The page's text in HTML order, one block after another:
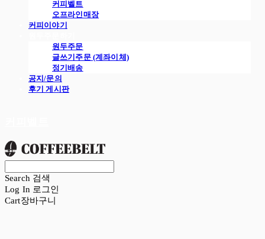
커피벨트
오프라인매장
커피이야기
원두주문
글쓰기주문 (계좌이체)
정기배송
공지/문의
후기 게시판
Search 검색
Log In 로그인
Cart장바구니